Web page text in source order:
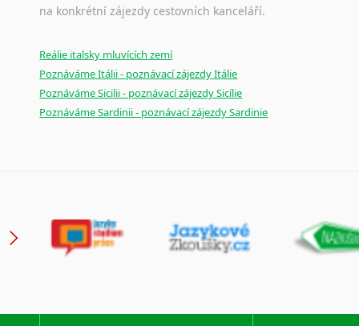
na konkrétní zájezdy cestovních kanceláří.
Reálie italsky mluvících zemí
Poznáváme Itálii - poznávací zájezdy Itálie
Poznáváme Sicilii - poznávací zájezdy Sicílie
Poznáváme Sardinii - poznávací zájezdy Sardinie